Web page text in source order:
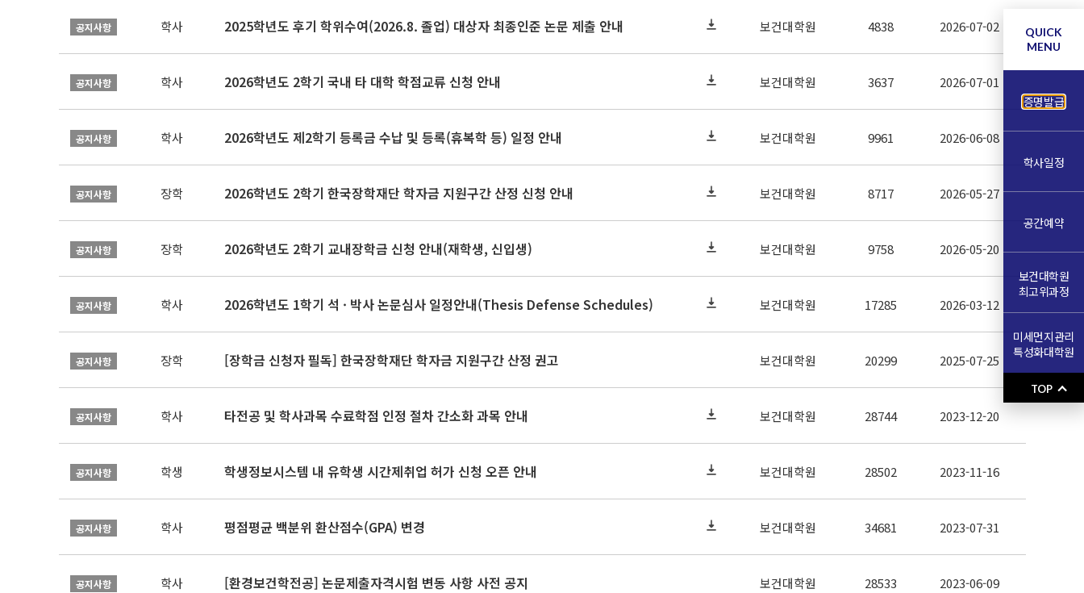
공지사항 학사 2025학년도 후기 학위수여(2026.8. 졸업) 대상자 최종인준 논문 제출 안내 보건대학원 4838 2026-07-02
공지사항 학사 2026학년도 2학기 국내 타 대학 학점교류 신청 안내 보건대학원 3637 2026-07-01
공지사항 학사 2026학년도 제2학기 등록금 수납 및 등록(휴복학 등) 일정 안내 보건대학원 9961 2026-06-08
공지사항 장학 2026학년도 2학기 한국장학재단 학자금 지원구간 산정 신청 안내 보건대학원 8717 2026-05-27
공지사항 장학 2026학년도 2학기 교내장학금 신청 안내(재학생, 신입생) 보건대학원 9758 2026-05-20
공지사항 학사 2026학년도 1학기 석 · 박사 논문심사 일정안내(Thesis Defense Schedules) 보건대학원 17285 2026-03-12
공지사항 장학 [장학금 신청자 필독] 한국장학재단 학자금 지원구간 산정 권고 보건대학원 20299 2025-07-25
공지사항 학사 타전공 및 학사과목 수료학점 인정 절차 간소화 과목 안내 보건대학원 28744 2023-12-20
공지사항 학생 학생정보시스템 내 유학생 시간제취업 허가 신청 오픈 안내 보건대학원 28502 2023-11-16
공지사항 학사 평점평균 백분위 환산점수(GPA) 변경 보건대학원 34681 2023-07-31
공지사항 학사 [환경보건학전공] 논문제출자격시험 변동 사항 사전 공지 보건대학원 28533 2023-06-09
QUICK
MENU
증명발급
학사일정
공간예약
보건대학원
최고위과정
미세먼지관리
특성화대학원
TOP